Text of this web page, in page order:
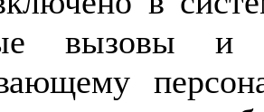
вызовы и